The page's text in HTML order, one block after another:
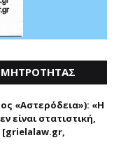
ΜΗΤΡΟΤΗΤΑΣ
«Αστερόδεια»): «Η
είναι στατιστική,
[grielalaw.gr,